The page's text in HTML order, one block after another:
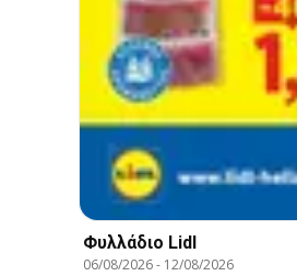
Φυλλάδιο Lidl
06/08/2026- 12/08/2026